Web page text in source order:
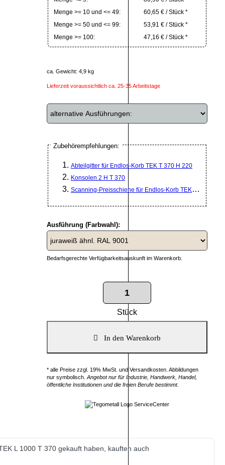
Menge >= 10 und <= 49:
60,65 € / Stück *
Menge >= 50 und <= 99:
53,91 € / Stück *
Menge >= 100:
47,16 € / Stück *
ca. Gewicht: 4,9 kg
Lieferzeit voraussichtlich ca. 25-35 Arbeitstage
Zubehörempfehlungen:
Abteilgitter für Endlos-Korb TEK T 370 H 220
Konsolen 2 H T 370
Scanning-Preisschiene für Endlos-Korb TEK L 1000
Ausführung (Farbwahl):
Bedarfsgerechte Verfügbarkeitsauskunft im Warenkorb.
Stück
* alle Preise zzgl. 19% MwSt. und Versandkosten. Abbildungen
nur symbolisch. Angebot nur für Industrie, Handwerk, Handel,
öffentliche Institutionen und die freien Berufe bestimmt.
L 1000 T 370 gekauft haben, kauften auch